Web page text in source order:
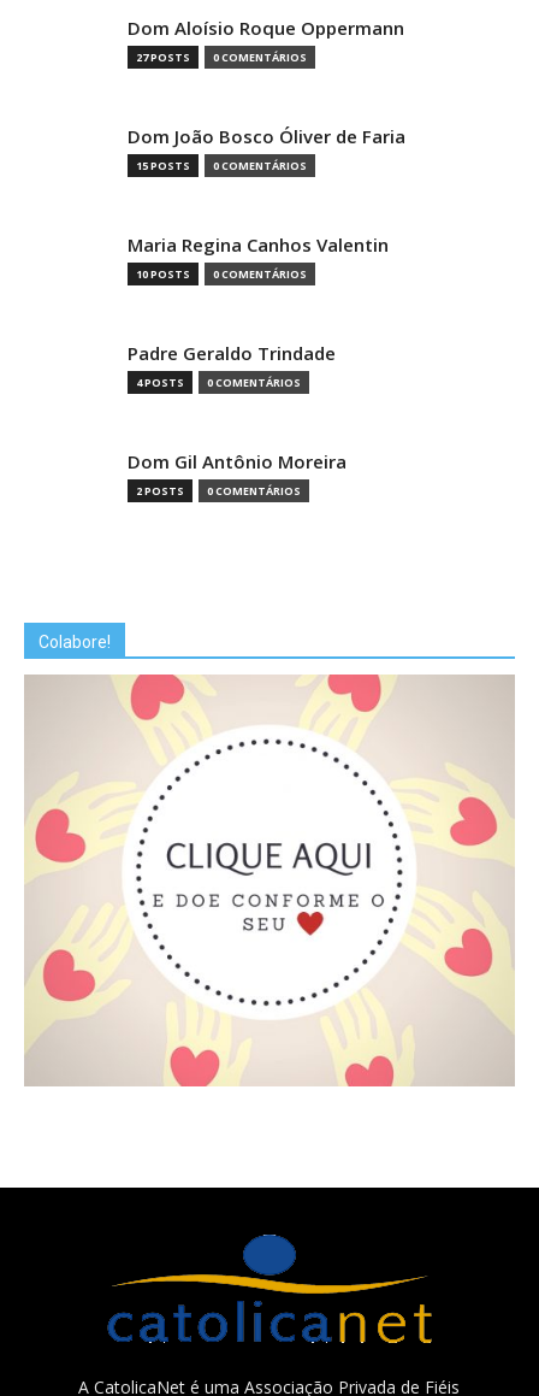
Dom Aloísio Roque Oppermann
27 POSTS 0 COMENTÁRIOS
Dom João Bosco Óliver de Faria
15 POSTS 0 COMENTÁRIOS
Maria Regina Canhos Valentin
10 POSTS 0 COMENTÁRIOS
Padre Geraldo Trindade
4 POSTS 0 COMENTÁRIOS
Dom Gil Antônio Moreira
2 POSTS 0 COMENTÁRIOS
Colabore!
A CatolicaNet é uma Associação Privada de Fiéis